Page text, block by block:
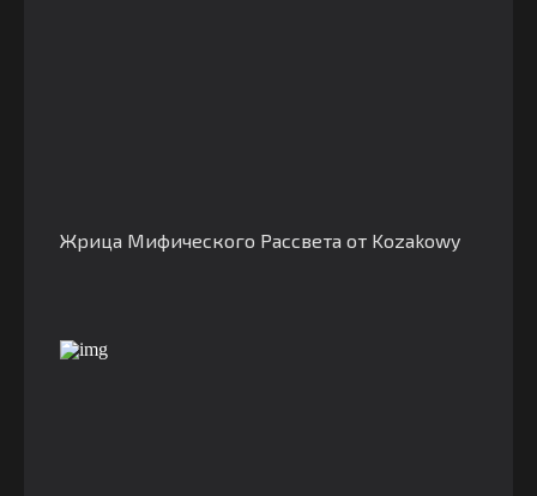
Жрица Мифического Рассвета от Kozakowy